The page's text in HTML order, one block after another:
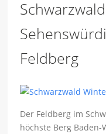
Schwarzwald
Feldberg
Der Feldberg im
höchste Berg